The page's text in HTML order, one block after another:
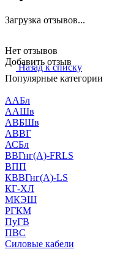
Загрузка отзывов...
Нет отзывов
Добавить отзыв
Назад к списку
Популярные категории
ААБл
ААШв
АВБШв
АВВГ
АСБл
ВВГнг(А)-FRLS
ВПП
КВВГнг(А)-LS
КГ-ХЛ
МКЭШ
РГКМ
ПуГВ
ПВС
Силовые кабели